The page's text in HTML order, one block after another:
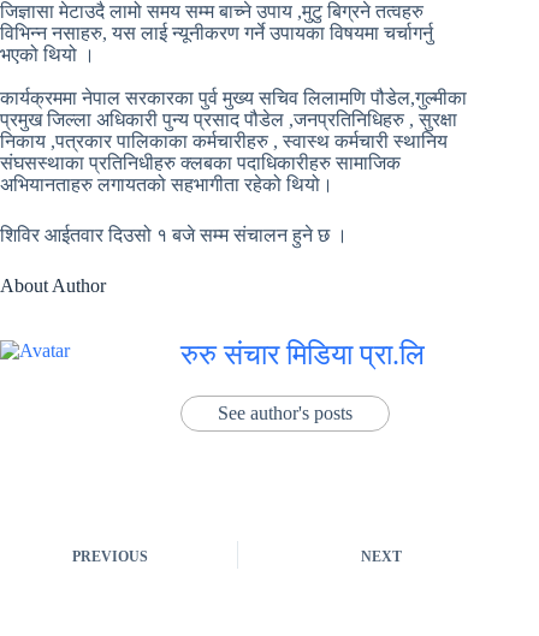
जिज्ञासा मेटाउदै लामो समय सम्म बाच्ने उपाय ,मुटु बिग्रने तत्वहरु
विभिन्न नसाहरु, यस लाई न्यूनीकरण गर्ने उपायका विषयमा चर्चागर्नु
भएको थियो ।
कार्यक्रममा नेपाल सरकारका पुर्व मुख्य सचिव लिलामणि पौडेल,गुल्मीका
प्रमुख जिल्ला अधिकारी पुन्य प्रसाद पौडेल ,जनप्रतिनिधिहरु , सुरक्षा
निकाय ,पत्रकार पालिकाका कर्मचारीहरु , स्वास्थ कर्मचारी स्थानिय
संघसस्थाका प्रतिनिधीहरु क्लबका पदाधिकारीहरु सामाजिक
अभियानताहरु लगायतको सहभागीता रहेको थियो।
शिविर आईतवार दिउसो १ बजे सम्म संचालन हुने छ ।
About Author
रुरु संचार मिडिया प्रा.लि
See author's posts
PREVIOUS NEXT